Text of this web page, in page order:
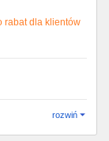
rabat dla klientów
rozwiń